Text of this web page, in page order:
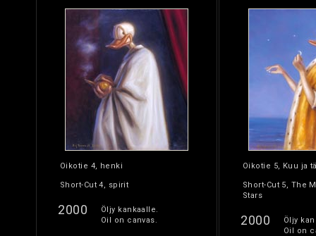
Oikotie 4, henki
Short-Cut 4, spirit
2000
Öljy kankaalle.
Oil on canvas.
Oikotie 5, Kuu ja
Short-Cut 5, The
Stars
2000
Öljy
Oil on